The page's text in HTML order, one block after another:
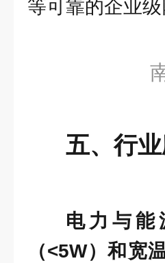
等可靠的企业
五、行
电力与能
（<5W）和宽